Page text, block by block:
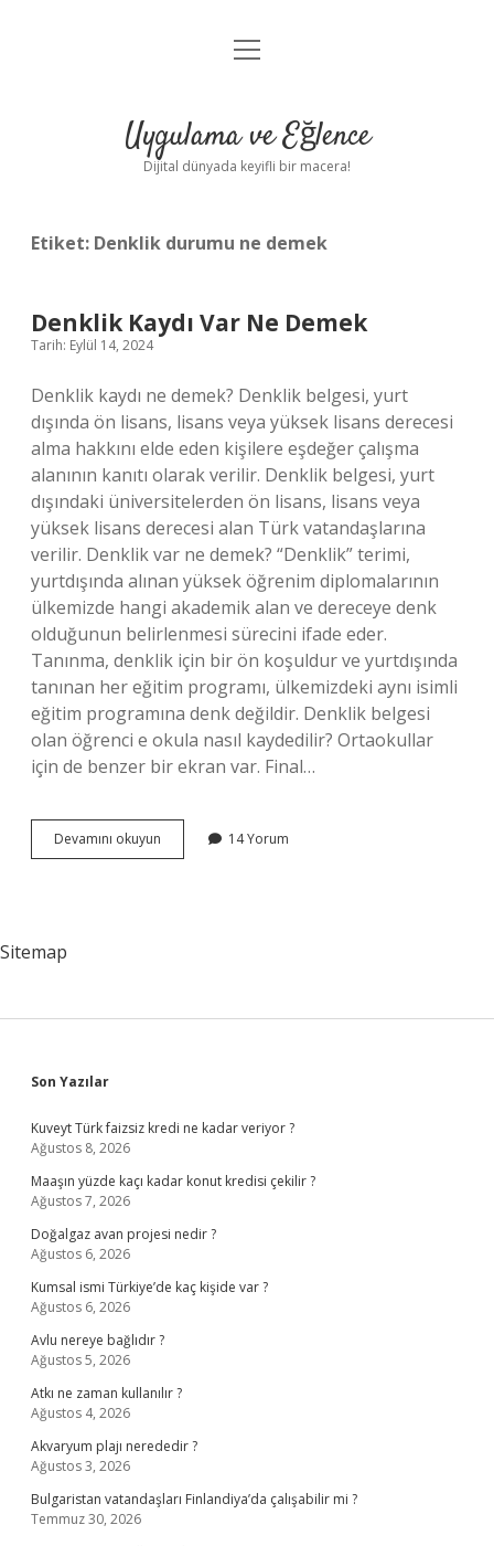
Anasayfa
Yasal Uyarı
menüyü
Uygulama ve Eğlence
Dijital dünyada keyifli bir macera!
Etiket: Denklik durumu ne demek
Denklik Kaydı Var Ne Demek
Tarih: Eylül 14, 2024
Denklik kaydı ne demek? Denklik belgesi, yurt
dışında ön lisans, lisans veya yüksek lisans derecesi
alma hakkını elde eden kişilere eşdeğer çalışma
alanının kanıtı olarak verilir. Denklik belgesi, yurt
dışındaki üniversitelerden ön lisans, lisans veya
yüksek lisans derecesi alan Türk vatandaşlarına
verilir. Denklik var ne demek? “Denklik” terimi,
yurtdışında alınan yüksek öğrenim diplomalarının
ülkemizde hangi akademik alan ve dereceye denk
olduğunun belirlenmesi sürecini ifade eder.
Tanınma, denklik için bir ön koşuldur ve yurtdışında
tanınan her eğitim programı, ülkemizdeki aynı isimli
eğitim programına denk değildir. Denklik belgesi
olan öğrenci e okula nasıl kaydedilir? Ortaokullar
için de benzer bir ekran var. Final…
Devamını okuyun
Kaydı
14 Yorum
Sitemap
Sidebar
Son Yazılar
Kuveyt Türk faizsiz kredi ne kadar veriyor ?
Ağustos 8, 2026
Maaşın yüzde kaçı kadar konut kredisi çekilir ?
Ağustos 7, 2026
Doğalgaz avan projesi nedir ?
Ağustos 6, 2026
Kumsal ismi Türkiye’de kaç kişide var ?
Ağustos 6, 2026
Avlu nereye bağlıdır ?
Ağustos 5, 2026
Atkı ne zaman kullanılır ?
Ağustos 4, 2026
Akvaryum plajı nerededir ?
Ağustos 3, 2026
Bulgaristan vatandaşları Finlandiya’da çalışabilir mi ?
Temmuz 30, 2026